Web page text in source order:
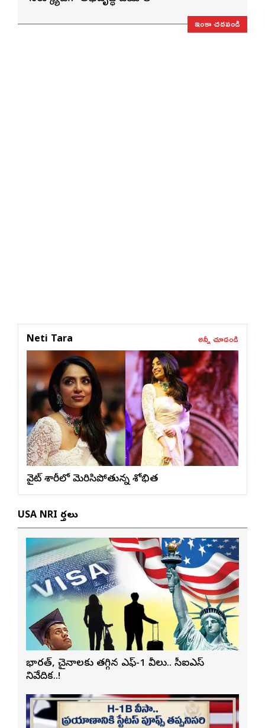
ఇంకా చదవండి
Neti Tara అన్నీ చూడండి
వైట్ శారీలో మెరిసిపోతున్న శోభిత
USA NRI వార్తలు
భారత్, చైనాలకు తగ్గిన ఎఫ్-1 వీసాలు.. సీఐఎస్
నివేదిక..!